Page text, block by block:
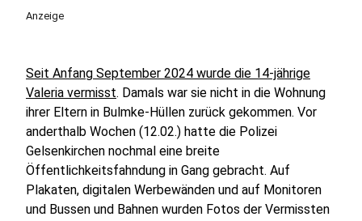
Anzeige
Seit Anfang September 2024 wurde die 14-jährige
Valeria vermisst. Damals war sie nicht in die Wohnung
ihrer Eltern in Bulmke-Hüllen zurück gekommen. Vor
anderthalb Wochen (12.02.) hatte die Polizei
Gelsenkirchen nochmal eine breite
Öffentlichkeitsfahndung in Gang gebracht. Auf
Plakaten, digitalen Werbewänden und auf Monitoren
und Bussen und Bahnen wurden Fotos der Vermissten